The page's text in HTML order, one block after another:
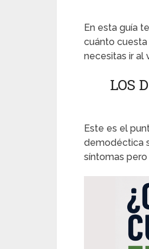
En esta guía
cuánto
necesitas ir al
LOS
Este es el
demodéctica
síntomas